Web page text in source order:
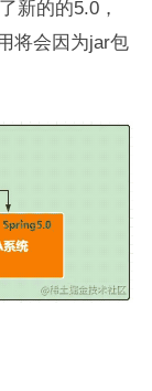
新的的5.0，
将会因为jar包